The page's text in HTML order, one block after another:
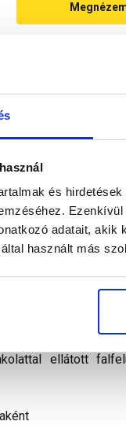
és
adatait, akik
használt más
talál a
előkevert, dörzsölt
és
lakóépületek,
ellátott